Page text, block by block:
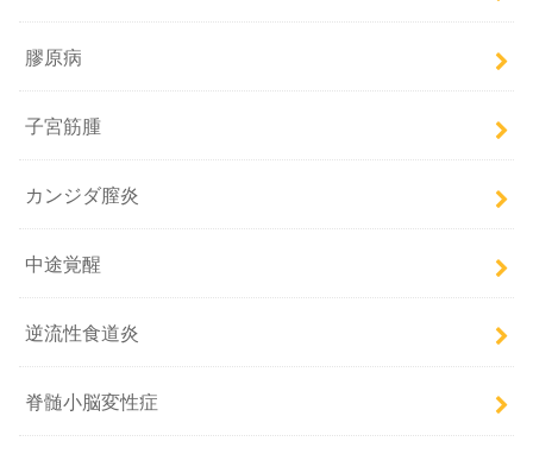
膠原病
子宮筋腫
カンジダ膣炎
中途覚醒
逆流性食道炎
脊髄小脳変性症